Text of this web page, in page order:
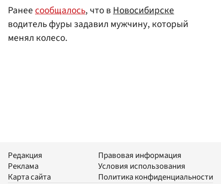
Ранеесообщалось, что вНовосибирске
водитель фуры задавил мужчину, который
менял колесо.
Редакция
Реклама
Карта сайта
Правовая информация
Условия использования
Политика конфиденциальности